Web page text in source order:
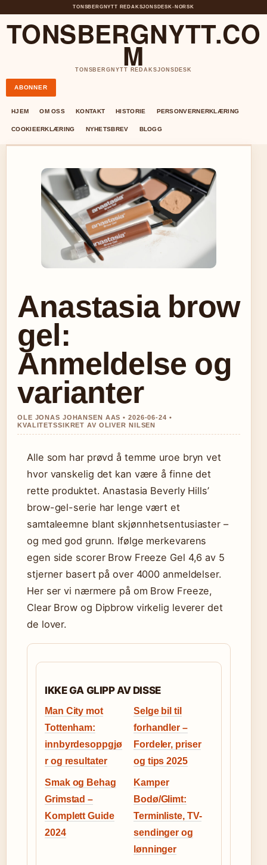
TONSBERGNYTT REDAKSJONSDESK• NORSK
TONSBERGNYTT.CO
M
TONSBERGNYTT REDAKSJONSDESK
ABONNER
HJEM OM OSS KONTAKT HISTORIE PERSONVERNERKLÆRING
COOKIEERKLÆRING NYHETSBREV BLOGG
Anastasia brow
gel:
Anmeldelse og
varianter
OLE JONAS JOHANSEN AAS • 2026-06-24 •
KVALITETSSIKRET AV OLIVER NILSEN
Alle som har prøvd å temme uroe bryn vet
hvor vanskelig det kan være å finne det
rette produktet. Anastasia Beverly Hills’
brow-gel-serie har lenge vært et
samtaleemne blant skjønnhetsentusiaster –
og med god grunn. Ifølge merkevarens
egen side scorer Brow Freeze Gel 4,6 av 5
stjerner basert på over 4000 anmeldelser.
Her ser vi nærmere på om Brow Freeze,
Clear Brow og Dipbrow virkelig leverer det
de lover.
IKKE GA GLIPP AV DISSE
Man City mot
Tottenham:
innbyrdesoppgjø
r og resultater
Selge bil til
forhandler –
Fordeler, priser
og tips 2025
Smak og Behag
Grimstad –
Komplett Guide
2024
Kamper
Bodø/Glimt:
Terminliste, TV-
sendinger og
lønninger